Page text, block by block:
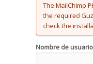
Error
The MailChimp
the required
check the
Nombre de usuario